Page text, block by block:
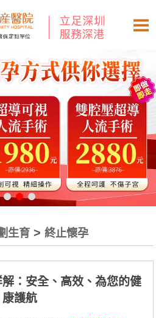
生育 >終止懷孕
：安全、高效、為您的健
康護航